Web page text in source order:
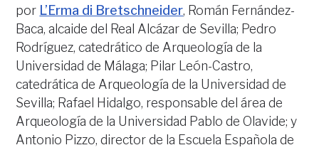
por L’Erma di Bretschneider, Román Fernández-
Baca, alcaide del Real Alcázar de Sevilla; Pedro
Rodríguez, catedrático de Arqueología de la
Universidad de Málaga; Pilar León-Castro,
catedrática de Arqueología de la Universidad de
Sevilla; Rafael Hidalgo, responsable del área de
Arqueología de la Universidad Pablo de Olavide; y
Antonio Pizzo, director de la Escuela Española de